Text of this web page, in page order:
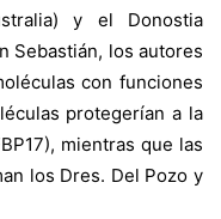
y el Donostia
Sebastián, los autores
con funciones
protegerían a la
mientras que las
los Dres. Del Pozo y